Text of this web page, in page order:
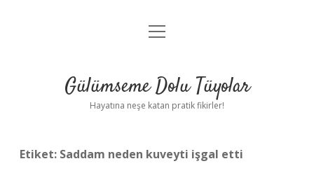
Anasayfa
Yasal Uyarı
menüyü
Gülümseme Dolu Tüyolar
Hayatına neşe katan pratik fikirler!
Etiket: Saddam neden kuveyti işgal etti